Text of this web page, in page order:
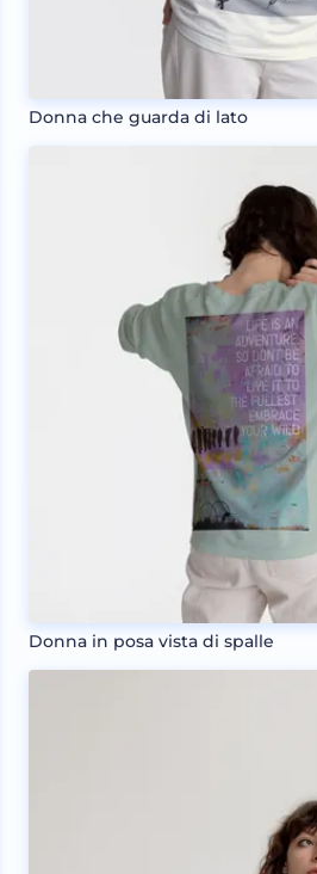
Donna che guarda di lato
Donna in posa vista di spalle